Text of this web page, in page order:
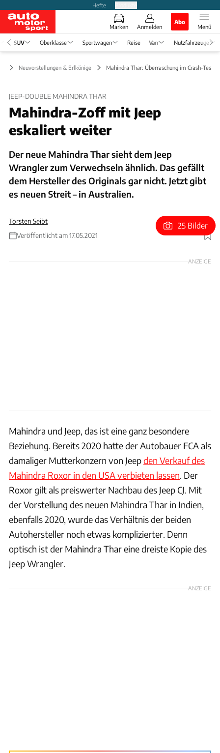
Hefte
Marken Anmelden
Abo
Menü
SUV Oberklasse Sportwagen Reise Van Nutzfahrzeuge
Neuvorstellungen & Erlkönige Mahindra Thar: Überraschung im Crash-Test
JEEP-DOUBLE MAHINDRA THAR
Mahindra-Zoff mit Jeep
eskaliert weiter
Der neue Mahindra Thar sieht dem Jeep
Wrangler zum Verwechseln ähnlich. Das gefällt
dem Hersteller des Originals gar nicht. Jetzt gibt
es neuen Streit – in Australien.
Torsten Seibt
Veröffentlicht am 17.05.2021
Foto: Mahindra
25 Bilder
ANZEIGE
Mahindra und Jeep, das ist eine ganz besondere
Beziehung. Bereits 2020 hatte der Autobauer FCA als
damaliger Mutterkonzern von Jeepden Verkauf des
Mahindra Roxor in den USA verbieten lassen. Der
Roxor gilt als preiswerter Nachbau des Jeep CJ. Mit
der Vorstellung des neuen Mahindra Thar in Indien,
ebenfalls 2020, wurde das Verhältnis der beiden
Autohersteller noch etwas komplizierter. Denn
optisch ist der Mahindra Thar eine dreiste Kopie des
Jeep Wrangler.
ANZEIGE